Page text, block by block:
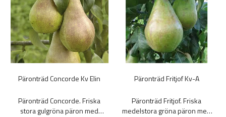
Päronträd Concorde Kv Elin
Päronträd Concorde. Friska
stora gulgröna päron med
Päronträd Fritjof Kv-A
Päronträd Fritjof. Friska
medelstora gröna päron med